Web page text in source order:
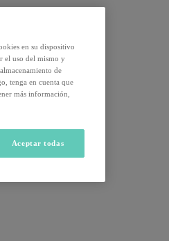
en su dispositivo
el uso del mismo y
de
tenga en cuenta que
más información,
Aceptar todas